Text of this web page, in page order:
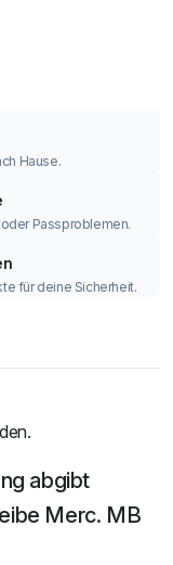
Hause.
Passproblemen.
für deine Sicherheit.
abgibt
Merc. MB